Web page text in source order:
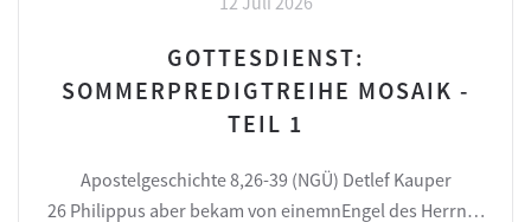
GOTTESDIENST:
SOMMERPREDIGTREIHE MOSAIK -
TEIL 1
Apostelgeschichte 8,26-39 (NGÜ) Detlef Kauper
26 Philippus aber bekam von einemnEngel des Herrn…